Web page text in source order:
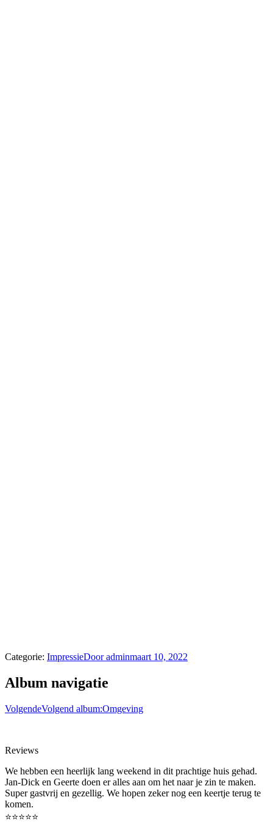
Categorie: ImpressieDooradminmaart 10, 2022
Album navigatie
VolgendeVolgend album:Omgeving
Reviews
We hebben een heerlijk lang weekend in dit prachtige huis gehad.
Jan-Dick en Geerte doen er alles aan om het naar je zin te maken.
Super gastvrij en gezellig. We hopen zeker nog een keertje terug te
komen.
⭐⭐⭐⭐⭐